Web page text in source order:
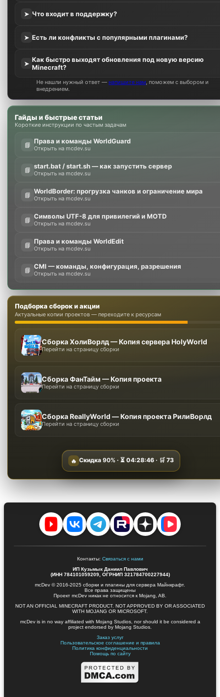
➤ Что входит в поддержку?
➤ Есть ли конфликты с популярными плагинами?
➤ Как быстро выходят обновления под новую версию
Minecraft?
Не нашли нужный ответ —напишите нам, поможем с выбором и
внедрением.
Гайды и быстрые статьи
Короткие инструкции по частым задачам
📘 Права и команды WorldGuard
Открыть на mcdev.su
📘 start.bat / start.sh — как запустить сервер
Открыть на mcdev.su
📘 WorldBorder: прогрузка чанков и ограничение мира
Открыть на mcdev.su
📘 Символы UTF-8 для привилегий и MOTD
Открыть на mcdev.su
📘 Права и команды WorldEdit
Открыть на mcdev.su
📘 CMI — команды, конфигурация, разрешения
Открыть на mcdev.su
Подборка сборок и акции
Актуальные копии проектов — переходите к ресурсам
Сборка ХолиВорлд — Копия сервера HolyWorld
Перейти на страницу сборки
Сборка ФанТайм — Копия проекта
Перейти на страницу сборки
Сборка ReallyWorld — Копия проекта РилиВорлд
Перейти на страницу сборки
🔥 Скидка 90%· ⏳ 04:28:45· 🛒 73
Контакты: Связаться с нами
ИП Кузьмык Даниил Павлович
(ИНН 784101059209, ОГРНИП 321784700227944)
mcDev © 2016-2025 сборки и плагины для сервера Майнкрафт.
Все права защищены
Проект mcDev никак не относится к Mojang, AB.
NOT AN OFFICIAL MINECRAFT PRODUCT. NOT APPROVED BY OR ASSOCIATED
WITH MOJANG OR MICROSOFT.
mcDev is in no way affiliated with Mojang Studios, nor should it be considered a
project endorsed by Mojang Studios.
Заказ услуг
Пользовательское соглашение и правила
Политика конфиденциальности
Помощь по сайту